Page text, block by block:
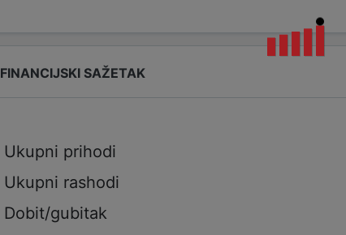
FINANCIJSKI SAŽETAK
Ukupni prihodi
Ukupni rashodi
Dobit/gubitak